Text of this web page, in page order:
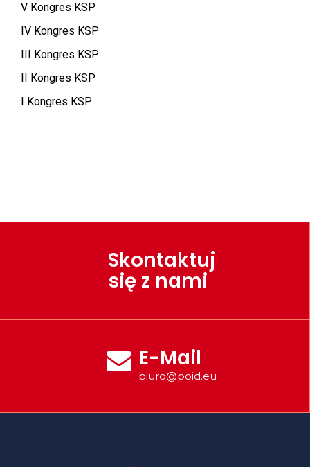
V Kongres KSP
IV Kongres KSP
III Kongres KSP
II Kongres KSP
I Kongres KSP
Skontaktuj
się z nami
E-Mail
biuro@poid.eu